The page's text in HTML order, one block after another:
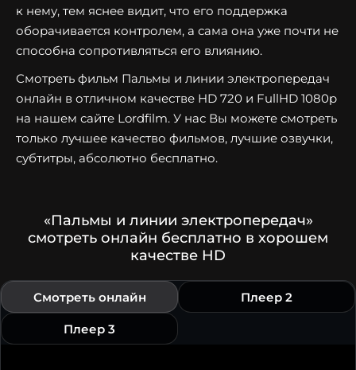
к нему, тем яснее видит, что его поддержка
оборачивается контролем, а сама она уже почти не
способна сопротивляться его влиянию.
Смотреть фильм Пальмы и линии электропередач
онлайн в отличном качестве HD 720 и FullHD 1080p
на нашем сайте Lordfilm. У нас Вы можете смотреть
только лучшее качество фильмов, лучшие озвучки,
субтитры, абсолютно бесплатно.
«Пальмы и линии электропередач»
смотреть онлайн бесплатно в хорошем
качестве HD
Смотреть онлайн Плеер 2
Плеер 3